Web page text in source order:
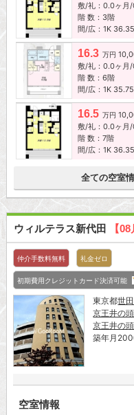
敷/礼：0.0ヶ月/
階 数：3階
間/広：1K
16.3 万円
敷/礼：0.0ヶ月/
階 数：6階
間/広：1K
16.5 万円
敷/礼：0.0ヶ月/
階 数：7階
間/広：1K
全ての空室
ウィルテラス新代田 【
仲介手数料無料 礼金ゼロ
初期費用クレジットカード決済可能
東京都世
京王井の
京王井の
築年月
空室情報